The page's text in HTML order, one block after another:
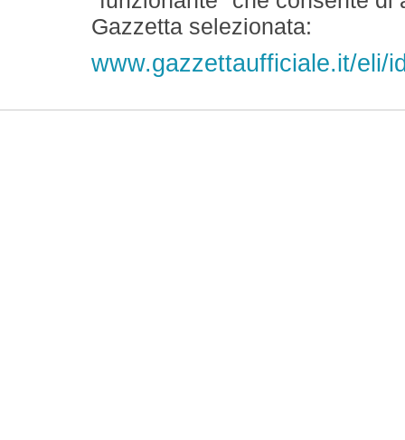
Gazzetta selezionata:
www.gazzettaufficiale.it/eli/